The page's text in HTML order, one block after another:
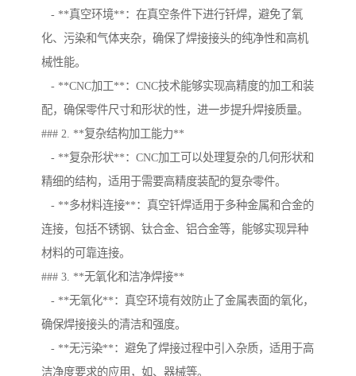
- **真空环境**：在真空条件下进行钎焊，避免了氧
化、污染和气体夹杂，确保了焊接接头的纯净性和高机
械性能。
- **CNC加工**：CNC技术能够实现高精度的加工和装
配，确保零件尺寸和形状的性，进一步提升焊接质量。
### 2. **复杂结构加工能力**
- **复杂形状**：CNC加工可以处理复杂的几何形状和
精细的结构，适用于需要高精度装配的复杂零件。
- **多材料连接**：真空钎焊适用于多种金属和合金的
连接，包括不锈钢、钛合金、铝合金等，能够实现异种
材料的可靠连接。
### 3. **无氧化和洁净焊接**
- **无氧化**：真空环境有效防止了金属表面的氧化，
确保焊接接头的清洁和强度。
- **无污染**：避免了焊接过程中引入杂质，适用于高
洁净度要求的应用，如、器械等。